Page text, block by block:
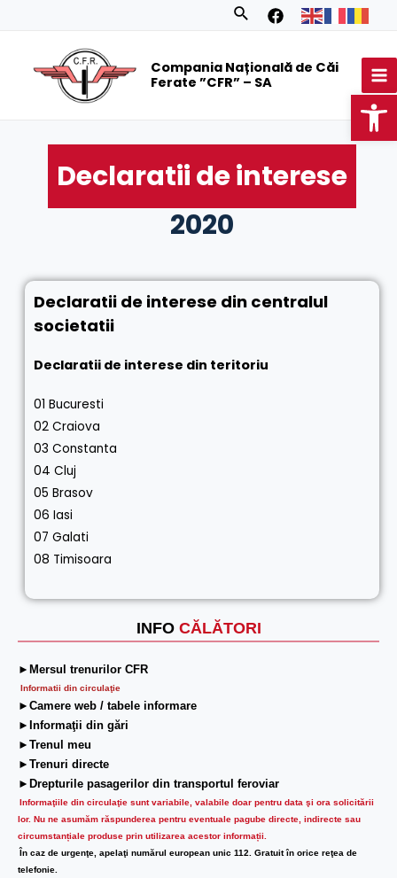
Search
Compania Națională de Căi
Ferate ”CFR” – SA
INFO CĂLĂTORI
►Mersul trenurilor CFR
Informatii din circulaţie
►Camere web / tabele informare
►Informaţii din gări
►Trenul meu
►Trenuri directe
►Drepturile pasagerilor din transportul feroviar
Informaţiile din circulaţie sunt variabile, valabile doar pentru data şi ora solicitării
lor. Nu ne asumăm răspunderea pentru eventuale pagube directe, indirecte sau
circumstanțiale produse prin utilizarea acestor informații.
În caz de urgenţe, apelaţi numărul european unic 112. Gratuit în orice reţea de
telefonie.
Declaratii de interese
2020
Declaratii de interese din centralul
societatii
Declaratii de interese din teritoriu
01 Bucuresti
02 Craiova
03 Constanta
04 Cluj
05 Brasov
06 Iasi
07 Galati
08 Timisoara